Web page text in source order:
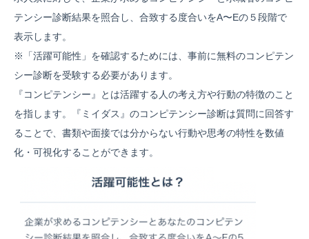
テンシー診断結果を照合し、合致する度合いをA〜Eの５段階で
表示します。
※「活躍可能性」を確認するためには、事前に無料のコンピテン
シー診断を受験する必要があります。
『コンピテンシー』とは活躍する人の考え方や行動の特徴のこと
を指します。『ミイダス』のコンピテンシー診断は質問に回答す
ることで、書類や面接では分からない行動や思考の特性を数値
化・可視化することができます。